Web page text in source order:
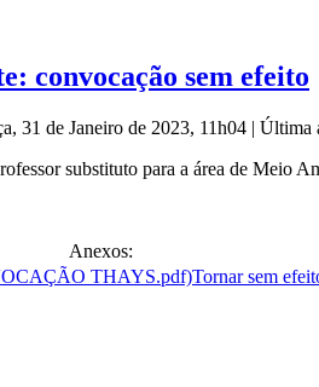
convocação sem efeito
31 de Janeiro de 2023, 11h04 | Última
substituto para a área de
Anexos:
Tornar sem